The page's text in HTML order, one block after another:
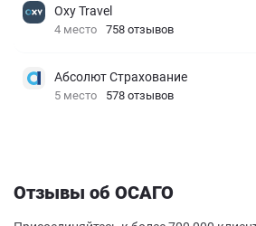
Oxy Travel
4 место 758 отзывов
Абсолют Страхование
5 место 578 отзывов
Отзывы об ОСАГО